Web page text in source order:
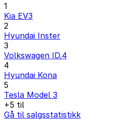
1
Kia EV3
2
Hyundai Inster
3
Volkswagen ID.4
4
Hyundai Kona
5
Tesla Model 3
+5 til
Gå til salgsstatistikk